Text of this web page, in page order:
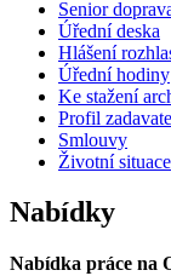
Senior
Úřední deska
Hlášení
Úřední hodiny
Ke stažení
Profil
Smlouvy
Životní situace
Nabídky
Nabídka práce na